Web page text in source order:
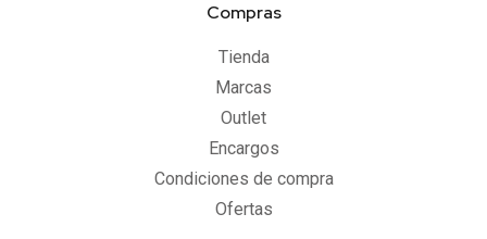
Compras
Tienda
Marcas
Outlet
Encargos
Condiciones de compra
Ofertas